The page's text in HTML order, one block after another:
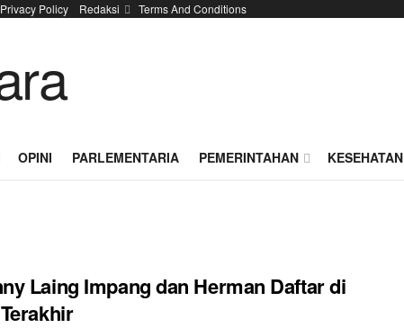
Privacy Policy Redaksi Terms And Conditions
OPINI PARLEMENTARIA PEMERINTAHAN KESEHATAN
Laing Impang dan Herman Daftar di